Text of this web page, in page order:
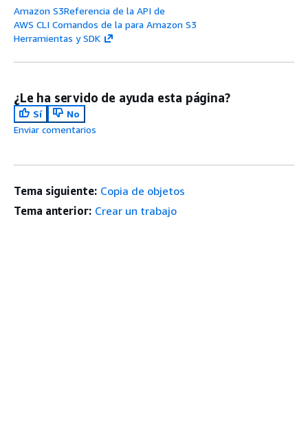
Amazon S3Referencia de la API de
AWS CLI Comandos de la para Amazon S3
Herramientas y SDK
¿Le ha servido de ayuda esta página?
Sí
No
Enviar comentarios
Tema siguiente: Copia de objetos
Tema anterior: Crear un trabajo